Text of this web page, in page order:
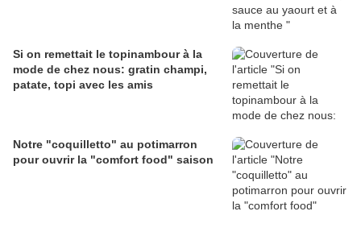
Si on remettait le topinambour à la
mode de chez nous: gratin champi,
patate, topi avec les amis
Notre "coquilletto" au potimarron
pour ouvrir la "comfort food" saison